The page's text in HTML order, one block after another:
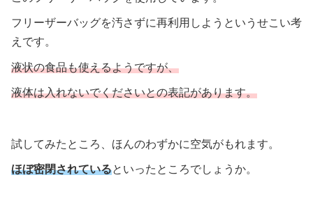
フリーザーバッグを汚さずに再利用しようというせこい考
えです。
液状の食品も使えるようですが、
液体は入れないでくださいとの表記があります。
試してみたところ、ほんのわずかに空気がもれます。
ほぼ密閉されているといったところでしょうか。